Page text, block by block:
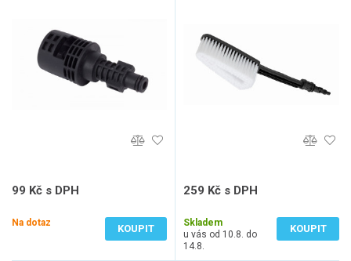
99 Kč s DPH
Na dotaz
KOUPIT
259 Kč s DPH
Skladem
u vás od 10.8. do
14.8.
KOUPIT